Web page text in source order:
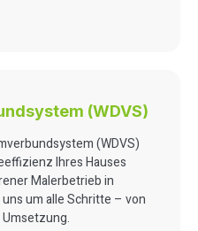
(WDVS)
(WDVS)
Ihres Hauses
Malerbetrieb in
um alle Schritte – von